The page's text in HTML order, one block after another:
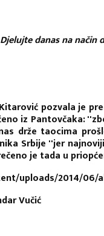
Djelujte danas na način
pozvala je
iz Pantovčaka:
drže taocima
Srbije ''jer
je tada u
Vučić